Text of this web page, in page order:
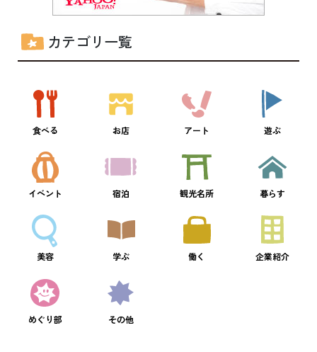
カテゴリ一覧
食べる お店 アート 遊ぶ
イベント 宿泊 観光名所 暮らす
美容 学ぶ 働く 企業紹介
めぐり部 その他